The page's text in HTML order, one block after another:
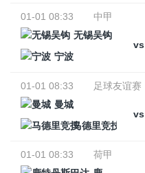
01-01 08:33
中甲
无锡吴钩
vs
宁波
01-01 08:33
足球友谊赛
曼城
vs
马德里竞技
01-01 08:33
荷甲